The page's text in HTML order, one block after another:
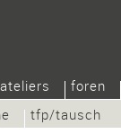
tfp/tausch
ateliers foren